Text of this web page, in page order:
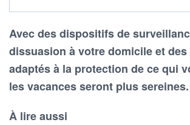
Avec des dispositifs de
dissuasion à votre domicile et
adaptés à la protection de ce qui
les vacances seront plus sereines.
À lire aussi